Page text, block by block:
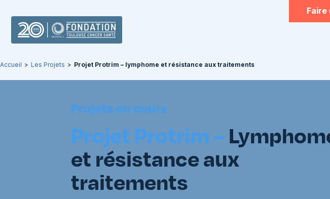
Faire
Accueil > Les Projets > Projet Protrim – lymphome et résistance aux traitements
Projets en cours
Projet Protrim –
et résistance aux
traitements